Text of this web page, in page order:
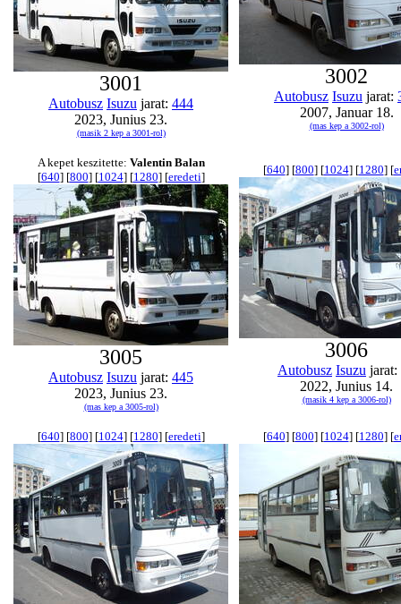
3001
Autobusz Isuzu jarat: 444
2023, Junius 23.
(masik 2 kep a 3001-rol)
3002
Autobusz Isuzu jarat:
2007, Januar 18.
(mas kep a 3002-rol)
A kepet keszitette: Valentin Balan
[640] [800] [1024] [1280] [eredeti]
3005
Autobusz Isuzu jarat: 445
2023, Junius 23.
(mas kep a 3005-rol)
[640] [800] [1024] [1280] [
3006
Autobusz Isuzu jarat:
2022, Junius 14.
(masik 4 kep a 3006-rol)
[640] [800] [1024] [1280] [eredeti] [640] [800] [1024] [1280] [